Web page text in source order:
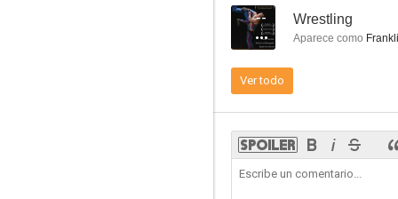
-- Wrestling
Aparece como
Ver todo